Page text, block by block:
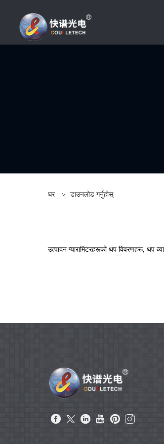
घर > डाउनलोड गर्नुहोस्
उत्पादन प्यारामिटरहरूको थप विवरणहरू, थप